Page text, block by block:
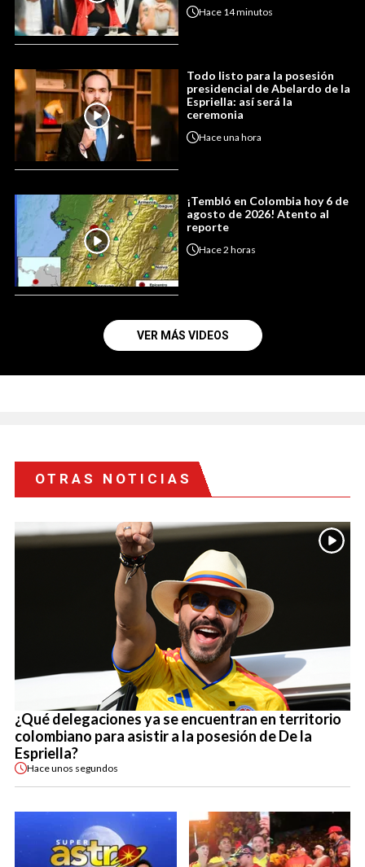
Hace 14 minutos
Todo listo para la posesión
presidencial de Abelardo de la
Espriella: así será la
ceremonia
Haceuna hora
¡Tembló en Colombia hoy 6 de
agosto de 2026! Atento al
reporte
Hace2 horas
VER MÁS VIDEOS
OTRAS NOTICIAS
¿Qué delegaciones ya se encuentran en territorio
colombiano para asistir a la posesión de De la
Espriella?
Haceunos segundos